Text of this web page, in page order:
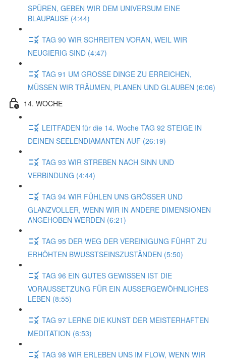
SPÜREN, GEBEN WIR DEM UNIVERSUM EINE
BLAUPAUSE (4:44)
TAG 90 WIR SCHREITEN VORAN, WEIL WIR
NEUGIERIG SIND (4:47)
TAG 91 UM GROSSE DINGE ZU ERREICHEN,
MÜSSEN WIR TRÄUMEN, PLANEN UND GLAUBEN (6:06)
14. WOCHE
LEITFADEN für die 14. Woche TAG 92 STEIGE IN
DEINEN SEELENDIAMANTEN AUF (26:19)
TAG 93 WIR STREBEN NACH SINN UND
VERBINDUNG (4:44)
TAG 94 WIR FÜHLEN UNS GRÖSSER UND
GLANZVOLLER, WENN WIR IN ANDERE DIMENSIONEN
ANGEHOBEN WERDEN (6:21)
TAG 95 DER WEG DER VEREINIGUNG FÜHRT ZU
ERHÖHTEN BWUSSTSEINSZUSTÄNDEN (5:50)
TAG 96 EIN GUTES GEWISSEN IST DIE
VORAUSSETZUNG FÜR EIN AUSSERGEWÖHNLICHES
LEBEN (8:55)
TAG 97 LERNE DIE KUNST DER MEISTERHAFTEN
MEDITATION (6:53)
TAG 98 WIR ERLEBEN UNS IM FLOW, WENN WIR